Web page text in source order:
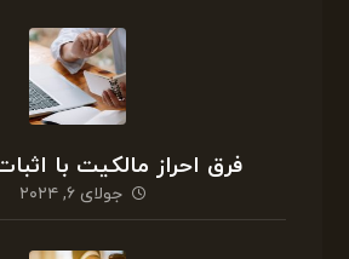
فرق احراز مالکیت با
جولای ۶, ۲۰۲۴